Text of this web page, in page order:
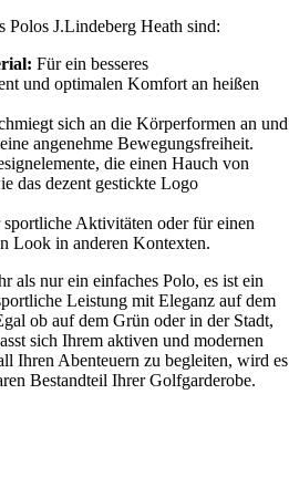
J.Lindeberg Heath sind:
Für ein besseres
und optimalen Komfort an heißen
sich an die Körperformen an und
angenehme Bewegungsfreiheit.
die einen Hauch von
das dezent gestickte Logo
Aktivitäten oder für einen
Look in anderen Kontexten.
als nur ein einfaches Polo, es ist ein
Leistung mit Eleganz auf dem
ob auf dem Grün oder in der Stadt,
sich Ihrem aktiven und modernen
Ihren Abenteuern zu begleiten, wird es
Bestandteil Ihrer Golfgarderobe.